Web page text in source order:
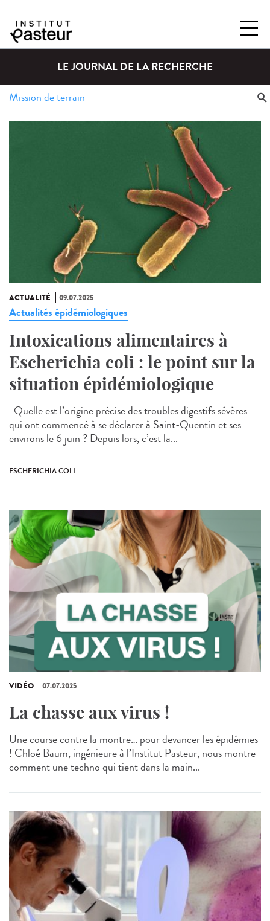
LE JOURNAL DE LA RECHERCHE
ACTUALITÉ 09.07.2025
Actualités épidémiologiques
Intoxications alimentaires à
Escherichia coli : le point sur la
situation épidémiologique
Quelle est l’origine précise des troubles digestifs sévères
qui ont commencé à se déclarer à Saint-Quentin et ses
environs le 6 juin ? Depuis lors, c’est la...
ESCHERICHIA COLI
VIDÉO 07.07.2025
La chasse aux virus !
Une course contre la montre… pour devancer les épidémies
! Chloé Baum, ingénieure à l’Institut Pasteur, nous montre
comment une techno qui tient dans la main...